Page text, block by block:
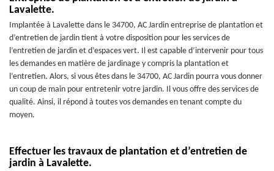
Lavalette.
Implantée à Lavalette dans le 34700, AC Jardin entreprise de plantation et
d’entretien de jardin tient à votre disposition pour les services de
l’entretien de jardin et d’espaces vert. Il est capable d’intervenir pour tous
les demandes en matière de jardinage y compris la plantation et
l’entretien. Alors, si vous êtes dans le 34700, AC Jardin pourra vous donner
un coup de main pour entretenir votre jardin. Il vous offre des services de
qualité. Ainsi, il répond à toutes vos demandes en tenant compte du
moyen.
Effectuer les travaux de plantation et d’entretien de
jardin à Lavalette.